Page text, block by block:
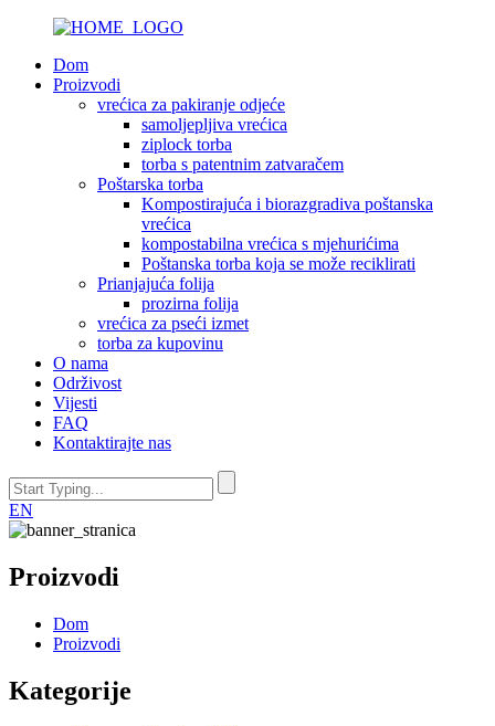
Dom
Proizvodi
vrećica za pakiranje odjeće
samoljepljiva vrećica
ziplock torba
torba s patentnim zatvaračem
Poštarska torba
Kompostirajuća i biorazgradiva poštanska
vrećica
kompostabilna vrećica s mjehurićima
Poštanska torba koja se može reciklirati
Prianjajuća folija
prozirna folija
vrećica za pseći izmet
torba za kupovinu
O nama
Održivost
Vijesti
FAQ
Kontaktirajte nas
EN
Proizvodi
Dom
Proizvodi
Kategorije